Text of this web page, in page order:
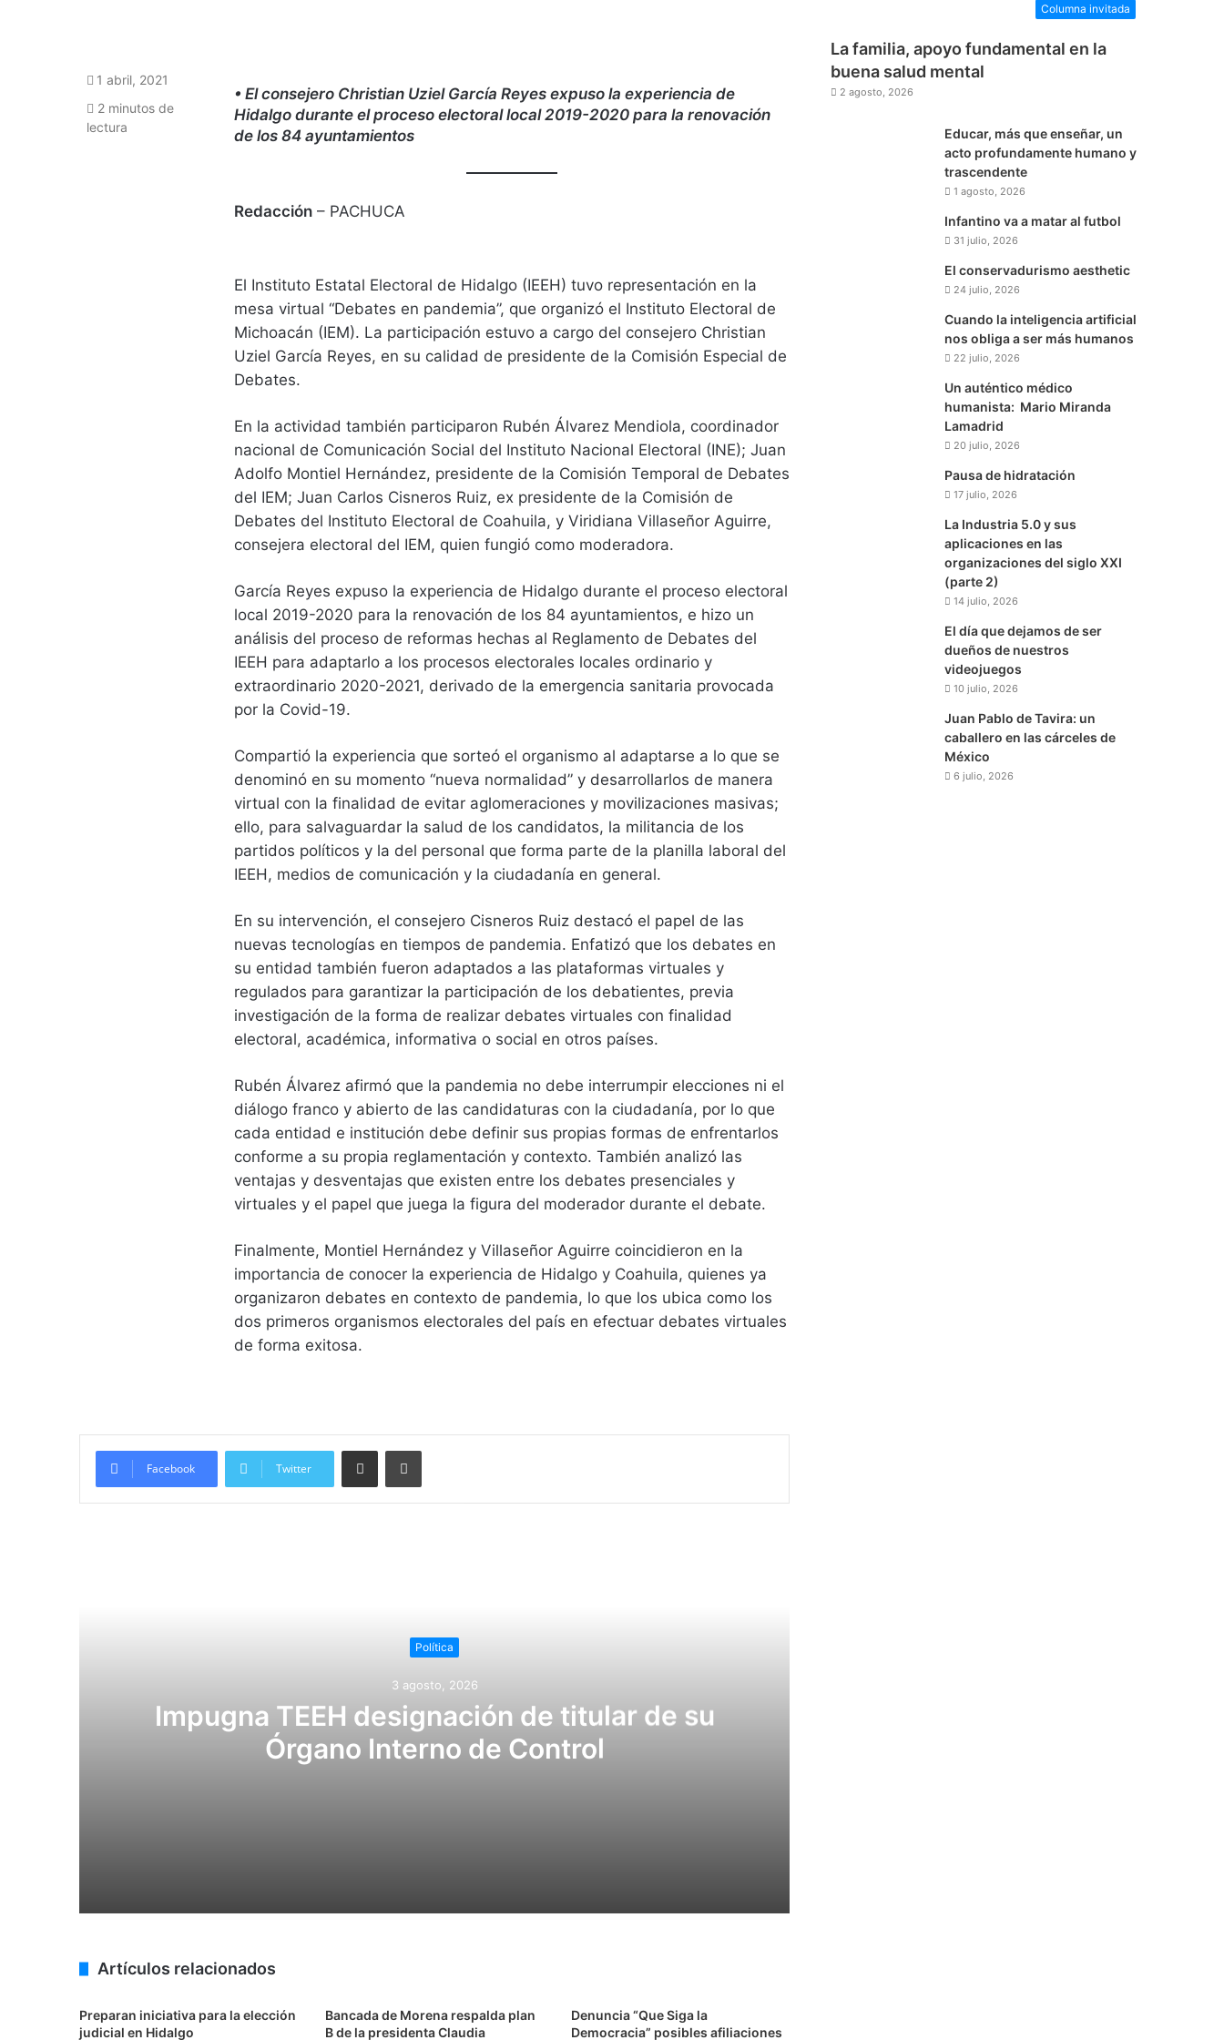
• El consejero Christian Uziel García Reyes expuso la experiencia de
Hidalgo durante el proceso electoral local 2019-2020 para la renovación
de los 84 ayuntamientos
Redacción – PACHUCA
El Instituto Estatal Electoral de Hidalgo (IEEH) tuvo representación en la
mesa virtual “Debates en pandemia”, que organizó el Instituto Electoral de
Michoacán (IEM). La participación estuvo a cargo del consejero Christian
Uziel García Reyes, en su calidad de presidente de la Comisión Especial de
Debates.
En la actividad también participaron Rubén Álvarez Mendiola, coordinador
nacional de Comunicación Social del Instituto Nacional Electoral (INE); Juan
Adolfo Montiel Hernández, presidente de la Comisión Temporal de Debates
del IEM; Juan Carlos Cisneros Ruiz, ex presidente de la Comisión de
Debates del Instituto Electoral de Coahuila, y Viridiana Villaseñor Aguirre,
consejera electoral del IEM, quien fungió como moderadora.
García Reyes expuso la experiencia de Hidalgo durante el proceso electoral
local 2019-2020 para la renovación de los 84 ayuntamientos, e hizo un
análisis del proceso de reformas hechas al Reglamento de Debates del
IEEH para adaptarlo a los procesos electorales locales ordinario y
extraordinario 2020-2021, derivado de la emergencia sanitaria provocada
por la Covid-19.
Compartió la experiencia que sorteó el organismo al adaptarse a lo que se
denominó en su momento “nueva normalidad” y desarrollarlos de manera
virtual con la finalidad de evitar aglomeraciones y movilizaciones masivas;
ello, para salvaguardar la salud de los candidatos, la militancia de los
partidos políticos y la del personal que forma parte de la planilla laboral del
IEEH, medios de comunicación y la ciudadanía en general.
En su intervención, el consejero Cisneros Ruiz destacó el papel de las
nuevas tecnologías en tiempos de pandemia. Enfatizó que los debates en
su entidad también fueron adaptados a las plataformas virtuales y
regulados para garantizar la participación de los debatientes, previa
investigación de la forma de realizar debates virtuales con finalidad
electoral, académica, informativa o social en otros países.
Rubén Álvarez afirmó que la pandemia no debe interrumpir elecciones ni el
diálogo franco y abierto de las candidaturas con la ciudadanía, por lo que
cada entidad e institución debe definir sus propias formas de enfrentarlos
conforme a su propia reglamentación y contexto. También analizó las
ventajas y desventajas que existen entre los debates presenciales y
virtuales y el papel que juega la figura del moderador durante el debate.
Finalmente, Montiel Hernández y Villaseñor Aguirre coincidieron en la
importancia de conocer la experiencia de Hidalgo y Coahuila, quienes ya
organizaron debates en contexto de pandemia, lo que los ubica como los
dos primeros organismos electorales del país en efectuar debates virtuales
de forma exitosa.
1 abril, 2021
2 minutos de
lectura
Facebook Twitter
Compartir vía email Imprimir
Política
3 agosto, 2026
Impugna TEEH designación de titular de su
Órgano Interno de Control
Proponen que 42 alcaldías de Hidalgo sean de postulación exclusiva para mujeres
Artículos relacionados
Preparan iniciativa para la elección
judicial en Hidalgo
Bancada de Morena respalda plan
B de la presidenta Claudia
Denuncia “Que Siga la
Democracia” posibles afiliaciones
Columna invitada
La familia, apoyo fundamental en la
buena salud mental
2 agosto, 2026
Educar, más que enseñar, un
acto profundamente humano y
trascendente
1 agosto, 2026
Infantino va a matar al futbol
31 julio, 2026
El conservadurismo aesthetic
24 julio, 2026
Cuando la inteligencia artificial
nos obliga a ser más humanos
22 julio, 2026
Un auténtico médico
humanista: Mario Miranda
Lamadrid
20 julio, 2026
Pausa de hidratación
17 julio, 2026
La Industria 5.0 y sus
aplicaciones en las
organizaciones del siglo XXI
(parte 2)
14 julio, 2026
El día que dejamos de ser
dueños de nuestros
videojuegos
10 julio, 2026
Juan Pablo de Tavira: un
caballero en las cárceles de
México
6 julio, 2026